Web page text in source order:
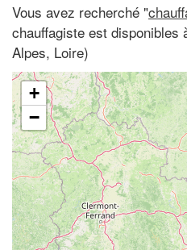
Vous avez recherché "
chauffagiste est disponibles
Alpes, Loire)
+
−